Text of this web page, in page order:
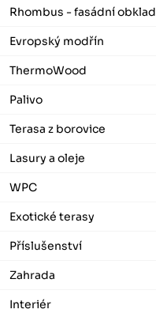
Rhombus - fasádní obklad
Evropský modřín
ThermoWood
Palivo
Terasa z borovice
Lasury a oleje
WPC
Exotické terasy
Příslušenství
Zahrada
Interiér